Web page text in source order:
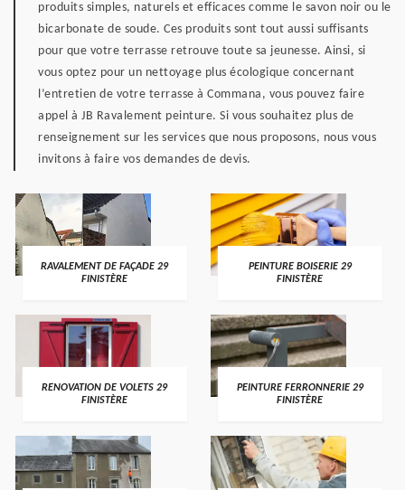
produits simples, naturels et efficaces comme le savon noir ou le
bicarbonate de soude. Ces produits sont tout aussi suffisants
pour que votre terrasse retrouve toute sa jeunesse. Ainsi, si
vous optez pour un nettoyage plus écologique concernant
l’entretien de votre terrasse à Commana, vous pouvez faire
appel à JB Ravalement peinture. Si vous souhaitez plus de
renseignement sur les services que nous proposons, nous vous
invitons à faire vos demandes de devis.
RAVALEMENT DE FAÇADE 29
FINISTÈRE
PEINTURE BOISERIE 29
FINISTÈRE
RENOVATION DE VOLETS 29
FINISTÈRE
PEINTURE FERRONNERIE 29
FINISTÈRE